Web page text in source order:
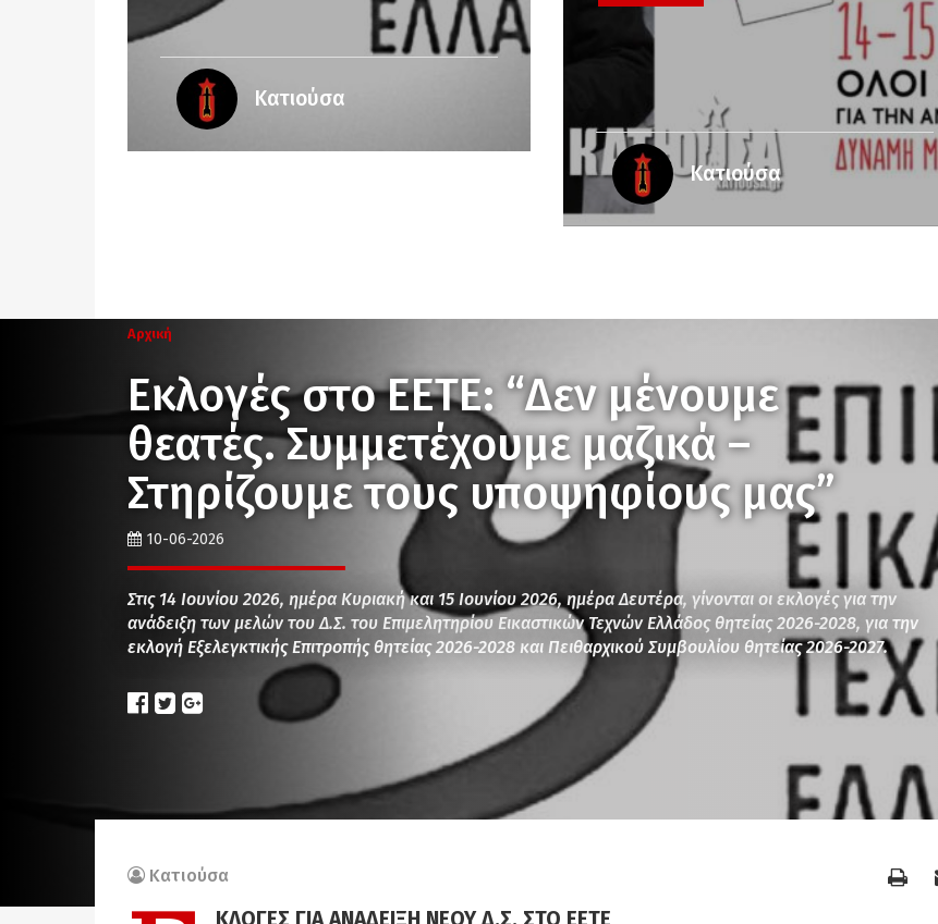
Κατιούσα
Κατιούσα
Αρχική
Εκλογές στο ΕΕΤΕ: “Δεν μένουμε
θεατές. Συμμετέχουμε μαζικά –
Στηρίζουμε τους υποψηφίους μας”
10-06-2026
Στις 14 Ιουνίου 2026, ημέρα Κυριακή και 15 Ιουνίου 2026, ημέρα Δευτέρα, γίνονται οι εκλογές για την
ανάδειξη των μελών του Δ.Σ. του Επιμελητηρίου Εικαστικών Τεχνών Ελλάδος θητείας 2026-2028, για την
εκλογή Εξελεγκτικής Επιτροπής θητείας 2026-2028 και Πειθαρχικού Συμβουλίου θητείας 2026-2027.
Κατιούσα
ΚΛΟΓΕΣ ΓΙΑ ΑΝΑΔΕΙΞΗ ΝΕΟΥ Δ.Σ. ΣΤΟ ΕΕΤΕ